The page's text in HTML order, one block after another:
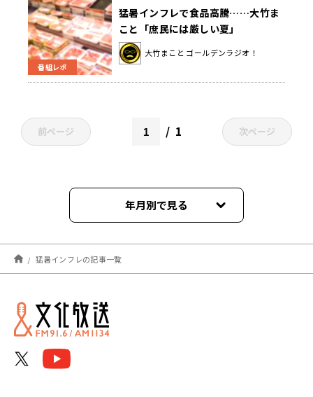
番組レポ
猛暑インフレで食品高騰……大竹ま
こと「庶民には厳しい夏」
大竹まこと ゴールデンラジオ！
前ページ 1 次ページ
年月別で見る
2025年08月
猛暑インフレの記事一覧